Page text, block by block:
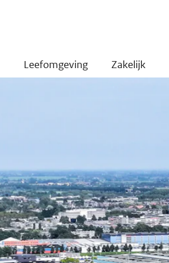
Leefomgeving Zakelijk